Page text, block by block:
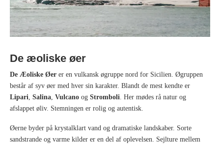
De æoliske øer
De Æoliske Øer er en vulkansk øgruppe nord for Sicilien. Øgruppen
består af syv øer med hver sin karakter. Blandt de mest kendte er
Lipari Salina Vulcano og Stromboli . Her mødes rå natur og
afslappet øliv. Stemningen er rolig og autentisk.
Øerne byder på krystalklart vand og dramatiske landskaber. Sorte
sandstrande og varme kilder er en del af oplevelsen. Sejlture mellem